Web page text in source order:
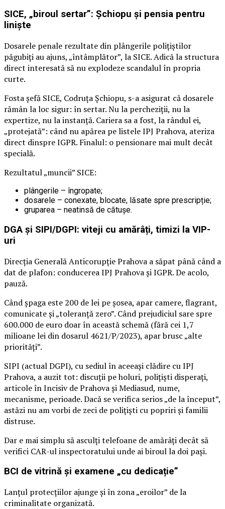
SICE, „biroul sertar”: Șchiopu și pensia pentru
liniște
Dosarele penale rezultate din plângerile polițiștilor
păgubiți au ajuns, „întâmplător”, la SICE. Adică la structura
direct interesată să nu explodeze scandalul în propria
curte.
Fosta șefă SICE, Codruța Șchiopu, s-a asigurat că dosarele
rămân la loc sigur: în sertar. Nu la percheziții, nu la
expertize, nu la instanță. Cariera sa a fost, la rândul ei,
„protejată”: când nu apărea pe listele IPJ Prahova, ateriza
direct dinspre IGPR. Finalul: o pensionare mai mult decât
specială.
Rezultatul „muncii” SICE:
plângerile – îngropate;
dosarele – conexate, blocate, lăsate spre prescripție;
gruparea – neatinsă de cătușe.
DGA și SIPI/DGPI: viteji cu amărâți, timizi la VIP-
uri
Direcția Generală Anticorupție Prahova a săpat până când a
dat de plafon: conducerea IPJ Prahova și IGPR. De acolo,
pauză.
Când șpaga este 200 de lei pe șosea, apar camere, flagrant,
comunicate și „toleranță zero”. Când prejudiciul sare spre
600.000 de euro doar în această schemă (fără cei 1,7
milioane lei din dosarul 4621/P/2023), apar brusc „alte
priorități”.
SIPI (actual DGPI), cu sediul în aceeași clădire cu IPJ
Prahova, a auzit tot: discuții pe holuri, polițiști disperați,
articole în Incisiv de Prahova și Mediasud, nume,
mecanisme, perioade. Dacă se verifica serios „de la început”,
astăzi nu am vorbi de zeci de polițiști cu popriri și familii
distruse.
Dar e mai simplu să asculți telefoane de amărâți decât să
verifici CAR-ul inspectoratului unde ai biroul la doi pași.
BCI de vitrină și examene „cu dedicație”
Lanțul protecțiilor ajunge și în zona „eroilor” de la
criminalitate organizată.